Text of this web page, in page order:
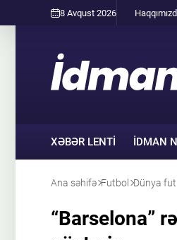
8 Avqust 2026
XƏBƏR LENTİ İDMAN
Ana səhifə Futbol Dünya
“Barselona”